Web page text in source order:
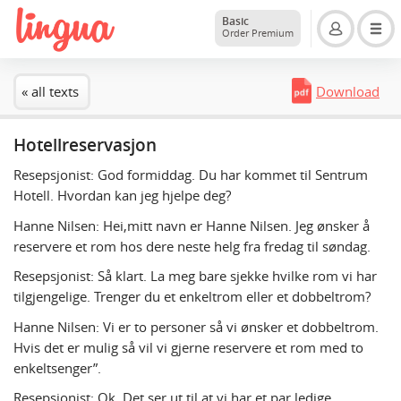
Basic
Order Premium
« all texts Download
Hotellreservasjon
Resepsjonist: God formiddag. Du har kommet til Sentrum
Hotell. Hvordan kan jeg hjelpe deg?
Hanne Nilsen: Hei,mitt navn er Hanne Nilsen. Jeg ønsker å
reservere et rom hos dere neste helg fra fredag til søndag.
Resepsjonist: Så klart. La meg bare sjekke hvilke rom vi har
tilgjengelige. Trenger du et enkeltrom eller et dobbeltrom?
Hanne Nilsen: Vi er to personer så vi ønsker et dobbeltrom.
Hvis det er mulig så vil vi gjerne reservere et rom med to
enkeltsenger”.